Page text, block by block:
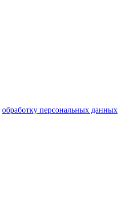
обработку персональных данных